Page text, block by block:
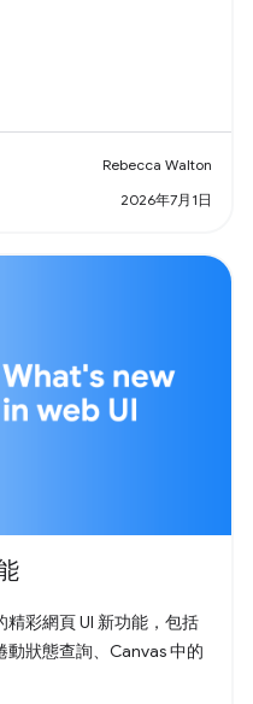
Rebecca Walton
2026年7月1日
彩網頁 UI 新功能，包括
動狀態查詢、Canvas 中的